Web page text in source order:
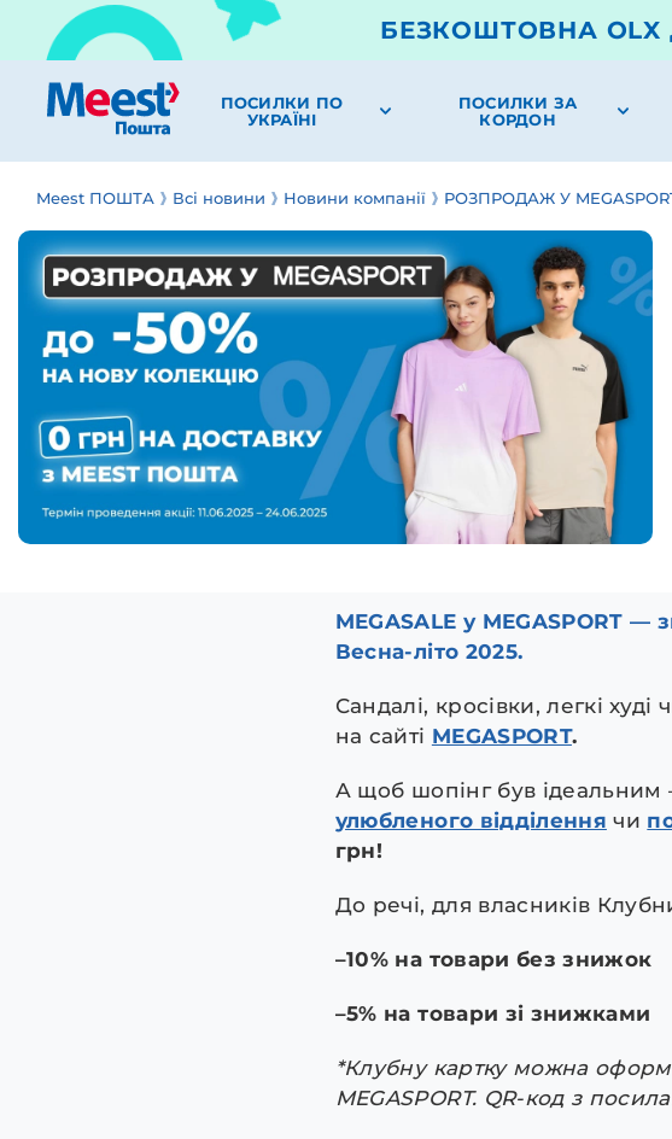
БЕЗКОШТОВНА OLX
ПОСИЛКИ ПО
УКРАЇНІ
ПОСИЛКИ ЗА
КОРДОН
Meest ПОШТА Всі новини Новини компанії РОЗПРОДАЖ У
MEGASALE у MEGASPORT —
Весна-літо 2025.
Сандалі, кросівки, легкі
на сайті MEGASPORT.
А щоб шопінг був
улюбленого відділення чи
грн!
До речі, для власників
–10% на товари без знижок
–5% на товари зі знижками
*Клубну картку можна
MEGASPORT. QR-код з